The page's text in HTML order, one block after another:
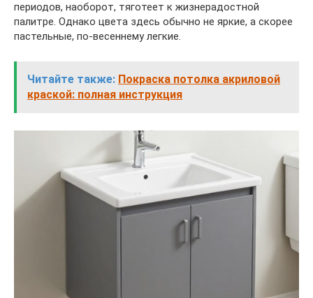
периодов, наоборот, тяготеет к жизнерадостной
палитре. Однако цвета здесь обычно не яркие, а скорее
пастельные, по-весеннему легкие.
Читайте также: Покраска потолка акриловой
краской: полная инструкция